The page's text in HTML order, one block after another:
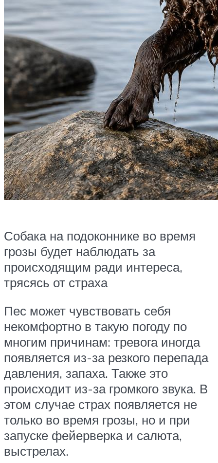
Собака на подоконнике во время
грозы будет наблюдать за
происходящим ради интереса,
трясясь от страха
Пес может чувствовать себя
некомфортно в такую погоду по
многим причинам: тревога иногда
появляется из-за резкого перепада
давления, запаха. Также это
происходит из-за громкого звука. В
этом случае страх появляется не
только во время грозы, но и при
запуске фейерверка и салюта,
выстрелах.